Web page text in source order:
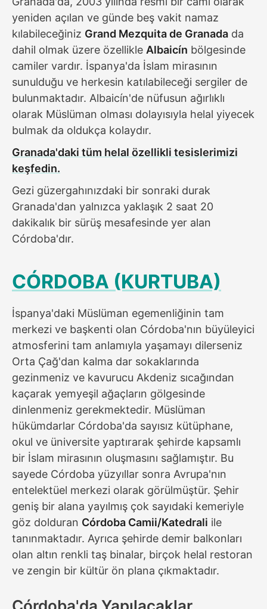
yeniden açılan ve günde beş vakit namaz
kılabileceğiniz Grand Mezquita de Granada da
dahil olmak üzere özellikle Albaicín bölgesinde
camiler vardır. İspanya'da İslam mirasının
sunulduğu ve herkesin katılabileceği sergiler de
bulunmaktadır. Albaicín'de nüfusun ağırlıklı
olarak Müslüman olması dolayısıyla helal yiyecek
bulmak da oldukça kolaydır.
Granada'daki tüm helal özellikli tesislerimizi
keşfedin.
Gezi güzergahınızdaki bir sonraki durak
Granada'dan yalnızca yaklaşık 2 saat 20
dakikalık bir sürüş mesafesinde yer alan
Córdoba'dır.
CÓRDOBA (KURTUBA)
İspanya'daki Müslüman egemenliğinin tam
merkezi ve başkenti olan Córdoba'nın büyüleyici
atmosferini tam anlamıyla yaşamayı dilerseniz
Orta Çağ'dan kalma dar sokaklarında
gezinmeniz ve kavurucu Akdeniz sıcağından
kaçarak yemyeşil ağaçların gölgesinde
dinlenmeniz gerekmektedir. Müslüman
hükümdarlar Córdoba'da sayısız kütüphane,
okul ve üniversite yaptırarak şehirde kapsamlı
bir İslam mirasının oluşmasını sağlamıştır. Bu
sayede Córdoba yüzyıllar sonra Avrupa'nın
entelektüel merkezi olarak görülmüştür. Şehir
geniş bir alana yayılmış çok sayıdaki kemeriyle
göz dolduran Córdoba Camii/Katedrali ile
tanınmaktadır. Ayrıca şehirde demir balkonları
olan altın renkli taş binalar, birçok helal restoran
ve zengin bir kültür ön plana çıkmaktadır.